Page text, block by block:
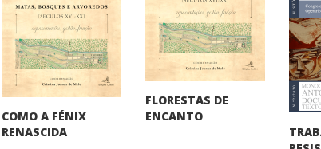
FLORESTAS DE
ENCANTO
COMO A FÉNIX
RENASCIDA